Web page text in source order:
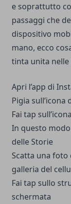
e soprattutto
passaggi che
dispositivo
mano, ecco
tinta unita
Apri l’app di
Pigia
Fai tap
In questo
delle Storie
Scatta una
galleria del
Fai tap sullo
schermata